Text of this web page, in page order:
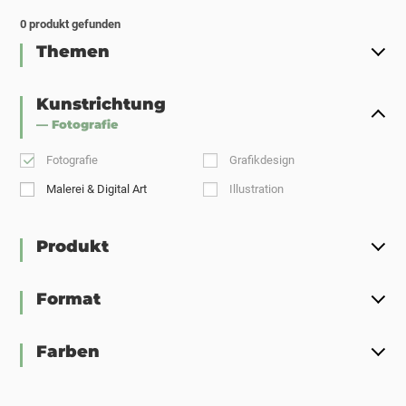
0 produkt gefunden
Themen
Kunstrichtung
— Fotografie
Fotografie Grafikdesign
Malerei & Digital Art Illustration
Produkt
Format
Farben